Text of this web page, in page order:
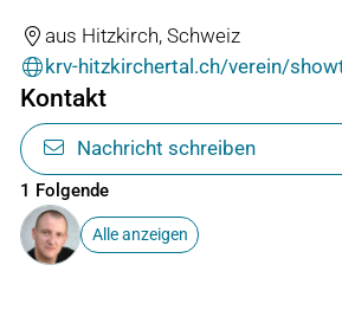
aus Hitzkirch, Schweiz
krv-hitzkirchertal.ch/verein/
Kontakt
Nachricht schreiben
1 Folgende
Alle anzeigen